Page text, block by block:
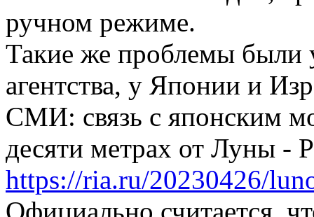
ручном режиме.
Такие же проблемы были
агентства, у Японии и
СМИ: связь с японским
десяти метрах от Луны -
https://ria.ru/20230426/